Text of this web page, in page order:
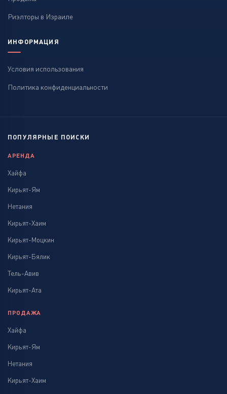
Риэлторы в Израиле
ИНФОРМАЦИЯ
Условия использования
Политика конфиденциальности
ПОПУЛЯРНЫЕ ПОИСКИ
АРЕНДА
Хайфа
Кирьят-Ям
Нетания
Кирьят-Хаим
Кирьят-Моцкин
Кирьят-Бялик
Тель-Авив
Кирьят-Ата
ПРОДАЖА
Хайфа
Кирьят-Ям
Нетания
Кирьят-Хаим